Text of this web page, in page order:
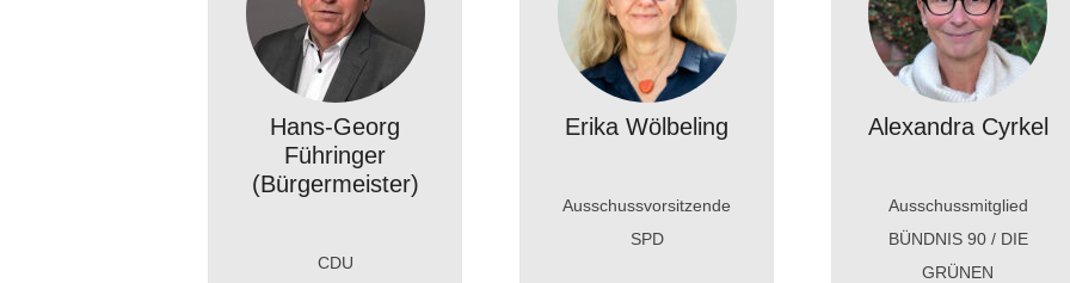
Hans-Georg
Führinger
(Bürgermeister)
CDU
Erika Wölbeling
Ausschussvorsitzende
SPD
Alexandra Cyrkel
Ausschussmitglied
BÜNDNIS 90 / DIE
GRÜNEN